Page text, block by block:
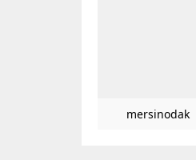
mersinodak